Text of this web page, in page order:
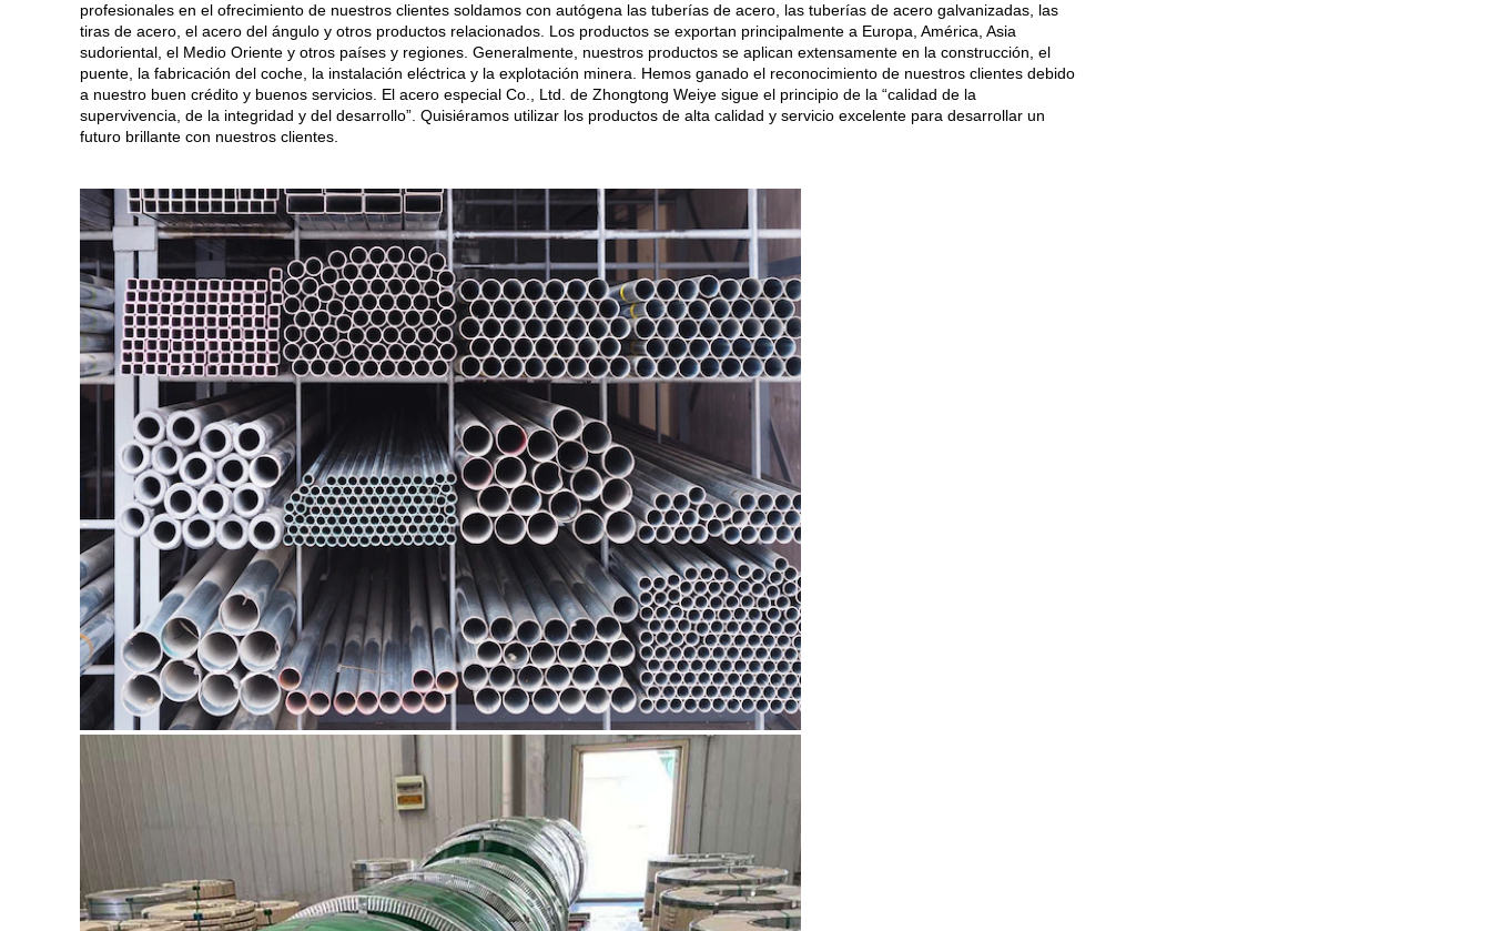
profesionales en el ofrecimiento de nuestros clientes soldamos con autógena las tuberías de acero, las tuberías de acero galvanizadas, las
tiras de acero, el acero del ángulo y otros productos relacionados. Los productos se exportan principalmente a Europa, América, Asia
sudoriental, el Medio Oriente y otros países y regiones. Generalmente, nuestros productos se aplican extensamente en la construcción, el
puente, la fabricación del coche, la instalación eléctrica y la explotación minera. Hemos ganado el reconocimiento de nuestros clientes debido
a nuestro buen crédito y buenos servicios. El acero especial Co., Ltd. de Zhongtong Weiye sigue el principio de la “calidad de la
supervivencia, de la integridad y del desarrollo”. Quisiéramos utilizar los productos de alta calidad y servicio excelente para desarrollar un
futuro brillante con nuestros clientes.